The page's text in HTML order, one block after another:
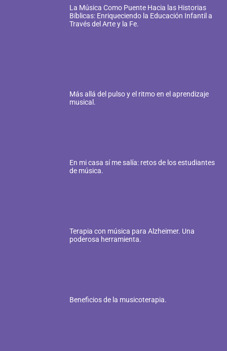
La Música Como Puente Hacia las Historias
Bíblicas: Enriqueciendo la Educación Infantil a
Través del Arte y la Fe.
Más allá del pulso y el ritmo en el aprendizaje
musical.
En mi casa sí me salía: retos de los estudiantes
de música.
Terapia con música para Alzheimer. Una
poderosa herramienta.
Beneficios de la musicoterapia.